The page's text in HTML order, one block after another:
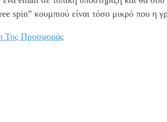
spin” κουμπιού είναι τόσο μικρό που η
Της Προσφοράς